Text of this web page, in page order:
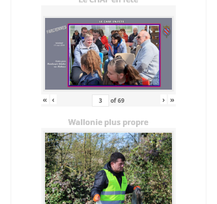
« ‹ of69 › »
Wallonie plus propre